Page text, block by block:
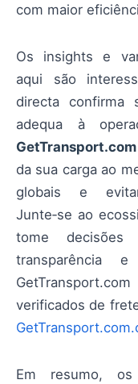
com maior
Os insights e
aqui são
directa confirma
adequa à
GetTransport.com
da sua carga ao
globais e
Junte‑se ao
tome
transparência
verificados de
Em resumo, os